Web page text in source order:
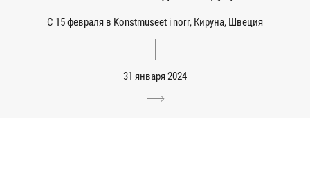
С 15 февраля в Konstmuseet i norr, Кируна, Швеция
31 января 2024